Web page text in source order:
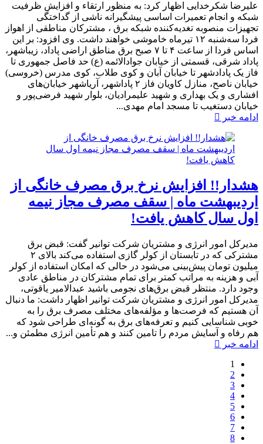
علیرضا شکرخدایی اظهار کرد: به منظور ارتقاء و افزایش ظرفیت
شبکه و انجام تعمیرات اساسی پیشگیرانه ناشی از گداختگی
تجهیزات منصوبه تغدیه‌کننده شبکه برق ، مشترکان مناطقی از اهواز
فردا سه‌شنبه ۱۲ تیرماه خاموشی خواهند داشت. وی افزود: بر این
اساس فردا از ساعت ۴ تا ۷ صبح برق مناطق اراضی پاداد، زیباشهر،
پاداد شرقی، قسمتی از خیابان جوادالائمه (ع) حد فاصل جمهوری تا
فاز یک پادادشهر تا خیابان آبان و کوی طلاب، کوی مدرس (خروسی)
خیابان ناصح، منازل کاویان فاز ۲ پاداشهر، آریاشهر خیابان‌های
افشاری و یک بهداری و شهید علیمرادیان، بلوار شهید فرضی‌پور و
خیابان دستغیب تا مسجد امام مهدی...
ادامه خبر
هشدار!! افزایش نرخ برق مصرف خانگی از
اردیبهشت ماه | سقف مصرف مجاز نیمه
اول سال کاهش یافت!
مدیرکل امور انرژی و مشتریان شرکت توانیر گفت: قبض برق
مشترکی که در تابستان از کولر گازی استفاده می‌کند بالای ٢
میلیون تومان پیش‌بینی می‌شود در حالی که امکان استفاده از کولر
آبی و هزینه به مراتب کمتر برای تمام مشترکان در مناطق عادی
وجود دارد. منتظر قبض برق‌های نجومی باشید عبدالامیر یاقوتی،
مدیرکل امور انرژی و مشتریان شرکت توانیر اظهار داشت: ما دنبال
آن هستیم که فرصت‌ها و مؤلفه‌های مختلف مصرف برق را به
خوبی شناسایی کنیم و تعرفه‌های برق به گونه‌ای طراحی شود که
هم رفاه و آسایش مردم را تامین کنند و هم تأمین انرژی مطمئن و...
ادامه خبر
1
2
3
4
5
6
7
8